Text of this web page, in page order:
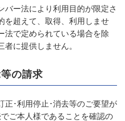
バー法により利用目的が限定さ
を超えて、取得、利用しませ
法で定められている場合を除
者に提供しません。
の請求
正･利用停止･消去等のご要望が
ご本人様であることを確認の